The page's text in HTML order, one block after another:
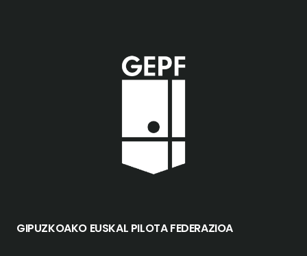
GIPUZKOAKO EUSKAL PILOTA FEDERAZIOA